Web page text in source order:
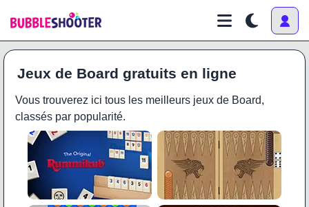
Jeux de Board gratuits en ligne
Vous trouverez ici tous les meilleurs jeux de Board,
classés par popularité.